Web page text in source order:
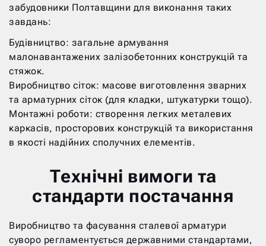
забудовники Полтавщини для виконання таких
завдань:
Будівництво: загальне армування
малонавантажених залізобетонних конструкцій та
стяжок.
Виробництво сіток: масове виготовлення зварних
та арматурних сіток (для кладки, штукатурки тощо).
Монтажні роботи: створення легких металевих
каркасів, просторових конструкцій та використання
в якості надійних сполучних елементів.
Технічні вимоги та
стандарти постачання
Виробництво та фасування сталевої арматури
суворо регламентується державними стандартами,